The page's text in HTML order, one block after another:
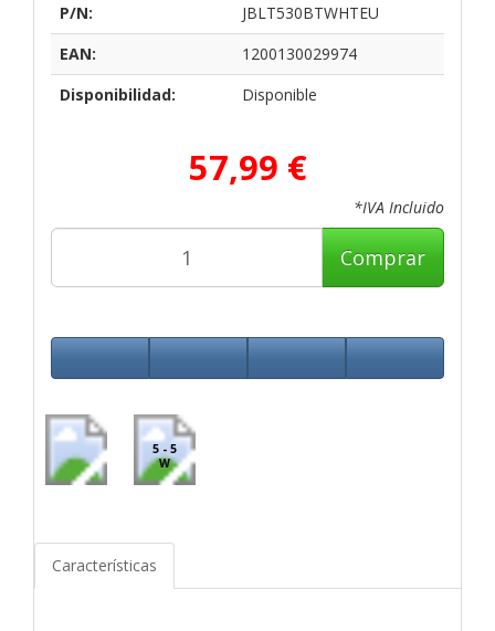
P/N:
JBLT530BTWHTEU
EAN:
1200130029974
Disponibilidad:
Disponible
57,99 €
*IVA Incluido
Comprar
5 - 5
W
Características